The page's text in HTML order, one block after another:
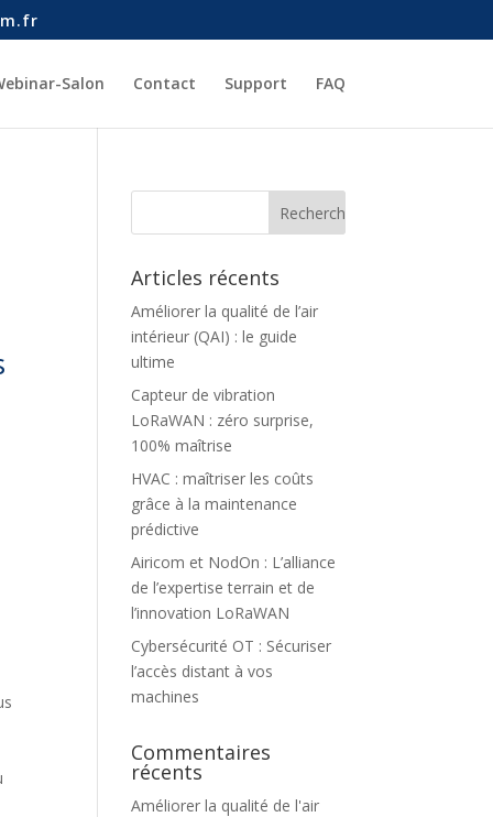
Salon Contact Support FAQ
Articles récents
Améliorer la qualité de l’air
intérieur (QAI) : le guide
ultime
Capteur de vibration
LoRaWAN : zéro surprise,
100% maîtrise
HVAC : maîtriser les coûts
grâce à la maintenance
prédictive
Airicom et NodOn : L’alliance
de l’expertise terrain et de
l’innovation LoRaWAN
Cybersécurité OT : Sécuriser
l’accès distant à vos
machines
Commentaires
récents
Améliorer la qualité de l'air